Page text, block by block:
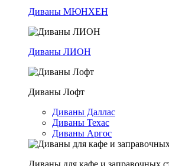
Диваны МЮНХЕН
Диваны ЛИОН
Диваны Лофт
Диваны Даллас
Диваны Техас
Диваны Аргос
Диваны для кафе и заправочных